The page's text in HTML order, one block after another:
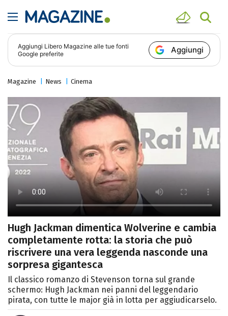
Aggiungi Libero Magazine alle tue fonti
Google preferite
Aggiungi
Magazine News Cinema
Hugh Jackman dimentica Wolverine e cambia
completamente rotta: la storia che può
riscrivere una vera leggenda nasconde una
sorpresa gigantesca
Il classico romanzo di Stevenson torna sul grande
schermo: Hugh Jackman nei panni del leggendario
pirata, con tutte le major già in lotta per aggiudicarselo.